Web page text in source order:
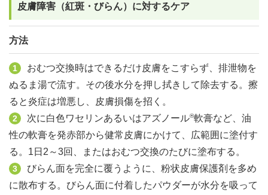
皮膚障害（紅斑・びらん）に対するケア
方法
1
おむつ交換時はできるだけ皮膚をこすらず、排泄物を
ぬるま湯で流す。その後水分を押し拭きして除去する。擦
ると炎症は増悪し、皮膚損傷を招く。
2 次に白色ワセリンあるいはアズノール®軟膏など、油
性の軟膏を発赤部から健常皮膚にかけて、広範囲に塗付す
る。1日2～3回、またはおむつ交換のたびに塗布する。
3
びらん面を完全に覆うように、粉状皮膚保護剤を多め
に散布する。びらん面に付着したパウダーが水分を吸って